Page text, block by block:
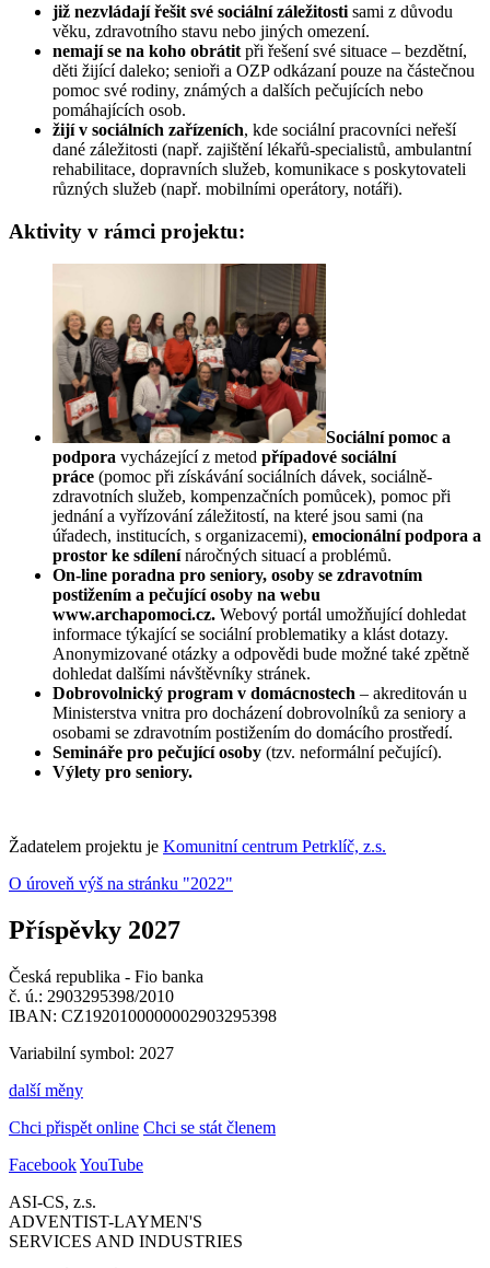
již nezvládají řešit své sociální záležitosti sami z důvodu
věku, zdravotního stavu nebo jiných omezení.
nemají se na koho obrátit při řešení své situace – bezdětní,
děti žijící daleko; senioři a OZP odkázaní pouze na částečnou
pomoc své rodiny, známých a dalších pečujících nebo
pomáhajících osob.
žijí v sociálních zařízeních, kde sociální pracovníci neřeší
dané záležitosti (např. zajištění lékařů-specialistů, ambulantní
rehabilitace, dopravních služeb, komunikace s poskytovateli
různých služeb (např. mobilními operátory, notáři).
Aktivity v rámci projektu:
Sociální pomoc a
podpora vycházející z metod případové sociální
práce (pomoc při získávání sociálních dávek, sociálně-
zdravotních služeb, kompenzačních pomůcek), pomoc při
jednání a vyřízování záležitostí, na které jsou sami (na
úřadech, institucích, s organizacemi), emocionální podpora a
prostor ke sdílenínáročných situací a problémů.
On-line poradna pro seniory, osoby se zdravotním
postižením a pečující osoby na webu
www.archapomoci.cz. Webový portál umožňující dohledat
informace týkající se sociální problematiky a klást dotazy.
Anonymizované otázky a odpovědi bude možné také zpětně
dohledat dalšími návštěvníky stránek.
Dobrovolnický program v domácnostech – akreditován u
Ministerstva vnitra pro docházení dobrovolníků za seniory a
osobami se zdravotním postižením do domácího prostředí.
Semináře pro pečující osoby (tzv. neformální pečující).
Výlety pro seniory.
Žadatelem projektu je Komunitní centrum Petrklíč, z.s.
O úroveň výš na stránku "2022"
Příspěvky 2027
Česká republika - Fio banka
č. ú.: 2903295398/2010
IBAN: CZ1920100000002903295398
Variabilní symbol: 2027
další měny
Chci přispět online Chci se stát členem
FacebookYouTube
ASI-CS, z.s.
ADVENTIST-LAYMEN'S
SERVICES AND INDUSTRIES